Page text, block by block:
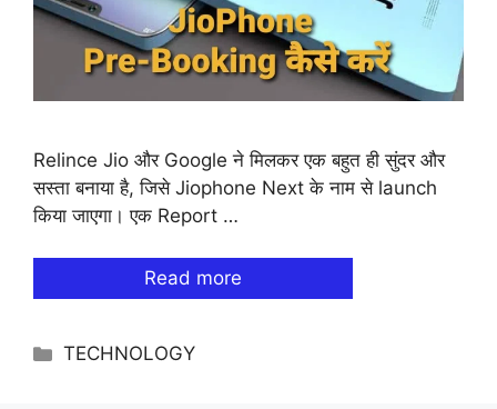
Relince Jio और Google ने मिलकर एक बहुत ही सुंदर और
सस्ता बनाया है, जिसे Jiophone Next के नाम से launch
किया जाएगा। एक Report …
Read more
Categories
TECHNOLOGY